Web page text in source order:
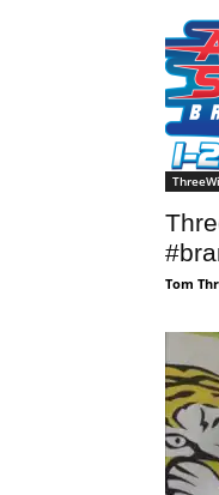
Tom